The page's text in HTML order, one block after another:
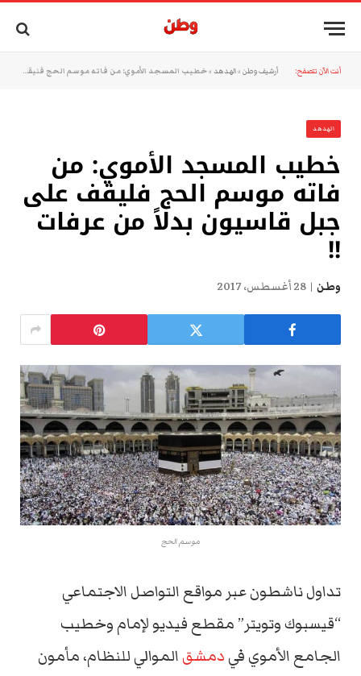
أنت الآن تتصفح: أرشيف وطن »الهدهد »خطيب المسجد الأموي: من فاته موسم الحج فليقف على جبل قاسيون بدلاً من عرفات !!
الهدهد
خطيب المسجد الأموي: من
فاته موسم الحج فليقف على
جبل قاسيون بدلاً من عرفات
!!
وطن 28 أغسطس، 2017
موسم الحج
تداول ناشطون عبر مواقع التواصل الاجتماعي
“قيسبوك وتويتر” مقطع فيديو لإمام وخطيب
الجامع الأموي فيدمشقالموالي للنظام، مأمون